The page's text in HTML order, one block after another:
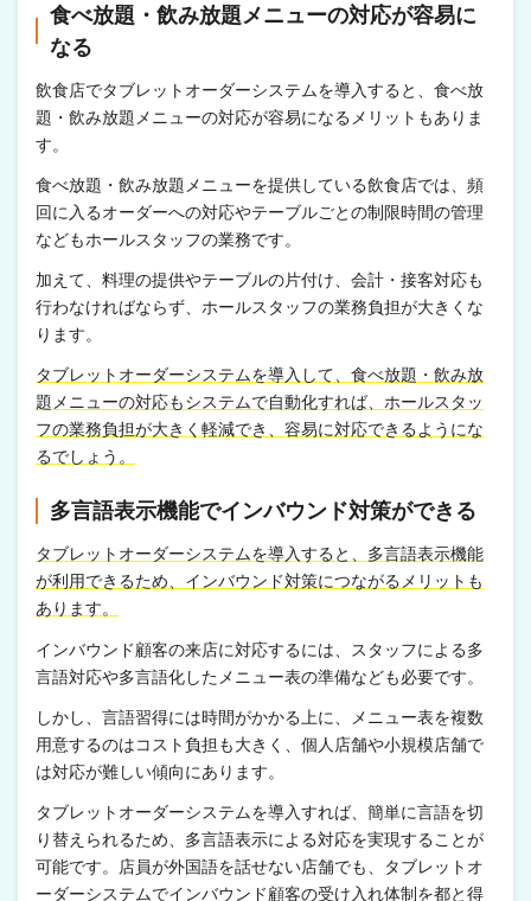
食べ放題・飲み放題メニューの対応が容易に
なる
飲食店でタブレットオーダーシステムを導入すると、食べ放
題・飲み放題メニューの対応が容易になるメリットもありま
す。
食べ放題・飲み放題メニューを提供している飲食店では、頻
回に入るオーダーへの対応やテーブルごとの制限時間の管理
などもホールスタッフの業務です。
加えて、料理の提供やテーブルの片付け、会計・接客対応も
行わなければならず、ホールスタッフの業務負担が大きくな
ります。
タブレットオーダーシステムを導入して、食べ放題・飲み放
題メニューの対応もシステムで自動化すれば、ホールスタッ
フの業務負担が大きく軽減でき、容易に対応できるようにな
るでしょう。
多言語表示機能でインバウンド対策ができる
タブレットオーダーシステムを導入すると、多言語表示機能
が利用できるため、インバウンド対策につながるメリットも
あります。
インバウンド顧客の来店に対応するには、スタッフによる多
言語対応や多言語化したメニュー表の準備なども必要です。
しかし、言語習得には時間がかかる上に、メニュー表を複数
用意するのはコスト負担も大きく、個人店舗や小規模店舗で
は対応が難しい傾向にあります。
タブレットオーダーシステムを導入すれば、簡単に言語を切
り替えられるため、多言語表示による対応を実現することが
可能です。店員が外国語を話せない店舗でも、タブレットオ
ーダーシステムでインバウンド顧客の受け入れ体制を都と得